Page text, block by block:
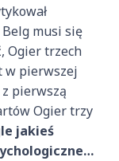
Belg musi się
Ogier trzech
w pierwszej
pierwszą
Ogier trzy
jakieś